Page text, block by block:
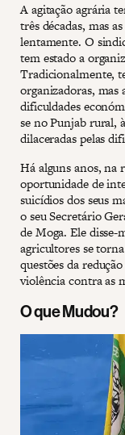
A agitação agrária
três décadas, mas
lentamente. O
tem estado a
Tradicionalmente,
organizadoras, mas
dificuldades
se no Punjab rural,
dilaceradas pelas
Há alguns anos, na
oportunidade de
suicídios dos seus
o seu Secretário
de Moga. Ele disse-
agricultores se
questões da
violência contra as
O que Mudou?